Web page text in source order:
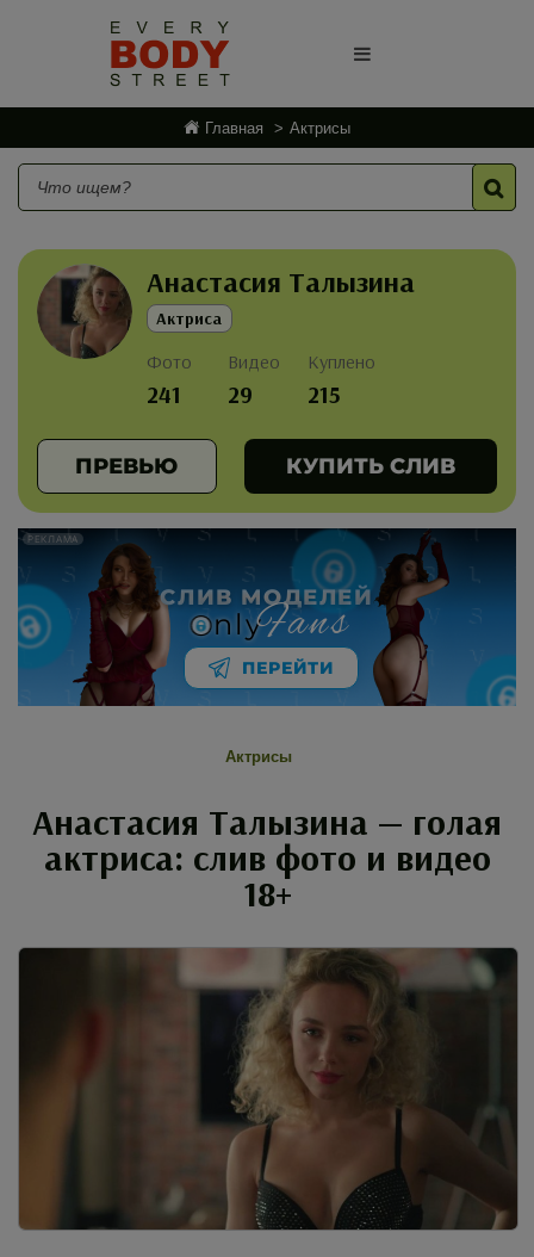
Главная Актрисы
Анастасия Талызина
Актриса
Фото
241
Видео
29
Куплено
215
ПРЕВЬЮ КУПИТЬ СЛИВ
РЕКЛАМА
СЛИВ МОДЕЛЕЙ
nlyFans
ПЕРЕЙТИ
Актрисы
Анастасия Талызина — голая
актриса: слив фото и видео
18+